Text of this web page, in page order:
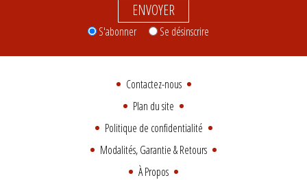
ENVOYER
S'abonner Se désinscrire
Contactez-nous
Plan du site
Politique de confidentialité
Modalités, Garantie & Retours
À Propos